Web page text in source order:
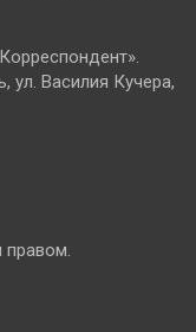
ул. Василия Кучера,